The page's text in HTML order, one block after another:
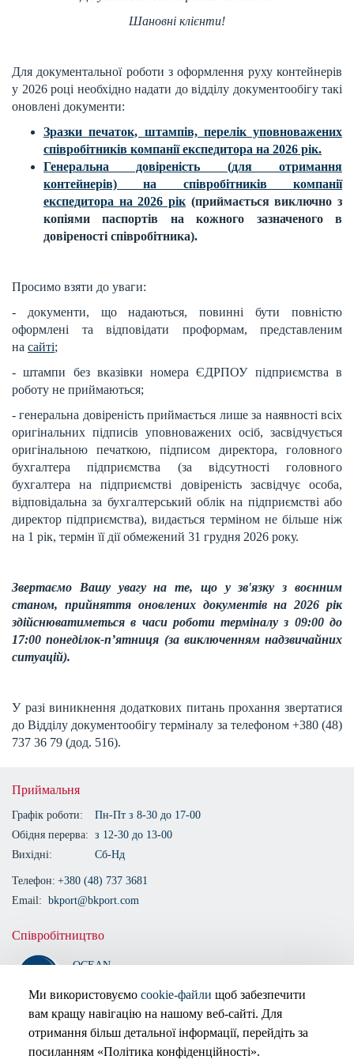
Ми використовуємо cookie-файли щоб забезпечити
вам кращу навігацію на нашому веб-сайті. Для
отримання більш детальної інформації, перейдіть за
посиланням «Політика конфіденційності».
Шановні клієнти!
Для документальної роботи з оформлення руху контейнерів
у 2026 році необхідно надати до відділу документообігу такі
оновлені документи:
Зразки печаток, штампів, перелік уповноважених
співробітників компанії експедитора на 2026 рік.
Генеральна довіреність (для отримання
контейнерів) на співробітників компанії
експедитора на 2026 рік (приймається виключно з
копіями паспортів на кожного зазначеного в
довіреності співробітника).
Просимо взяти до уваги:
- документи, що надаються, повинні бути повністю
оформлені та відповідати проформам, представленим
на сайті;
- штампи без вказівки номера ЄДРПОУ підприємства в
роботу не приймаються;
- генеральна довіреність приймається лише за наявності всіх
оригінальних підписів уповноважених осіб, засвідчується
оригінальною печаткою, підписом директора, головного
бухгалтера підприємства (за відсутності головного
бухгалтера на підприємстві довіреність засвідчує особа,
відповідальна за бухгалтерський облік на підприємстві або
директор підприємства), видається терміном не більше ніж
на 1 рік, термін її дії обмежений 31 грудня 2026 року.
Звертаємо Вашу увагу на те, що у зв'язку з воєнним
станом, прийняття оновлених документів на 2026 рік
здійснюватиметьсяв часи роботи терміналу з 09:00 до
17:00 понеділок-п’ятниця (за виключенням надзвичайних
ситуацій).
У разі виникнення додаткових питань прохання звертатися
до Відділу документообігу терміналу за телефоном +380 (48)
737 36 79 (дод. 516).
Приймальня
Графік роботи:
Пн-Пт з 8-30 до 17-00
Обідня перерва: з 12-30 до 13-00
Вихідні:
Сб-Нд
Телефон: +380 (48) 737 3681
Email: bkport@bkport.com
Співробітництво
OCEAN
Сертифіковано